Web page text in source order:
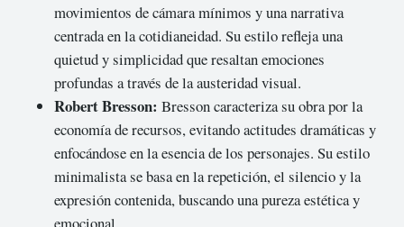
movimientos de cámara mínimos y una narrativa
centrada en la cotidianeidad. Su estilo refleja una
quietud y simplicidad que resaltan emociones
profundas a través de la austeridad visual.
Robert Bresson: Bresson caracteriza su obra por la
economía de recursos, evitando actitudes dramáticas y
enfocándose en la esencia de los personajes. Su estilo
minimalista se basa en la repetición, el silencio y la
expresión contenida, buscando una pureza estética y
emocional.